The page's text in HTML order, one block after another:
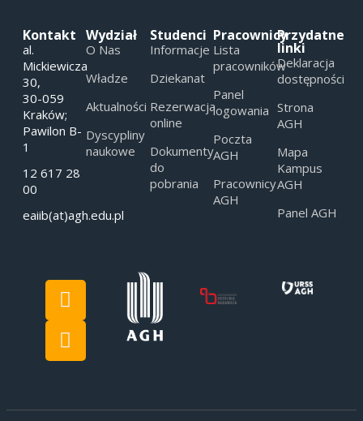
Kontakt
al.
Mickiewicza
30,
30-059
Kraków;
Pawilon B-
1
12 617 28
00
eaiib(at)agh.edu.pl
Wydział
O Nas
Władze
Aktualności
Dyscypliny
naukowe
Studenci
Informacje
Dziekanat
Rezerwacja
online
Dokumenty
do
pobrania
Pracownicy
Lista
pracowników
Panel
logowania
Poczta
AGH
Pracownicy
AGH
Przydatne
linki
Deklaracja
dostępności
Strona
AGH
Mapa
Kampus
AGH
Panel AGH